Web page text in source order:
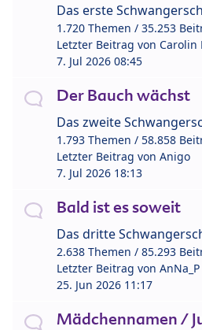
Das erste
1.720 Themen / 35.253
Letzter Beitrag von Carolin
7. Jul 2026 08:45
Der Bauch wächst
Das zweite
1.793 Themen / 58.858
Letzter Beitrag von Anigo
7. Jul 2026 18:13
Bald ist es soweit
Das dritte
2.638 Themen / 85.293
Letzter Beitrag von AnNa_P
25. Jun 2026 11:17
Mädchennamen /